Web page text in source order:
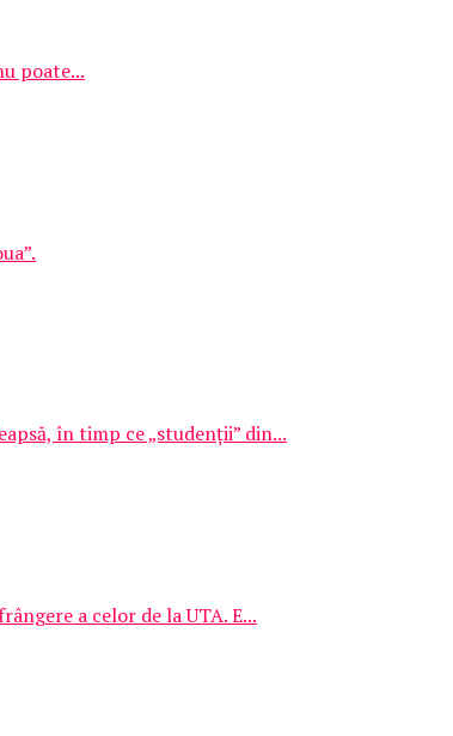
poate...
în timp ce „studenții” din...
a celor de la UTA. E...